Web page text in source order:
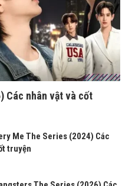
Các nhân vật và cốt
Me The Series (2024) Các
truyện